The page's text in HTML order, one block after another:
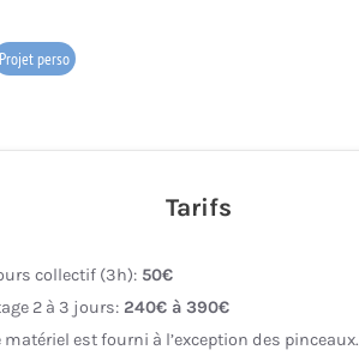
Projet perso
Tarifs
collectif (3h):50€
2 à 3 jours:240€ à 390€
matériel est fourni à l’exception des pinceaux.